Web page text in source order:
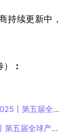
持续更新中，
：
球产品与增长展会！
产品与增长展会！